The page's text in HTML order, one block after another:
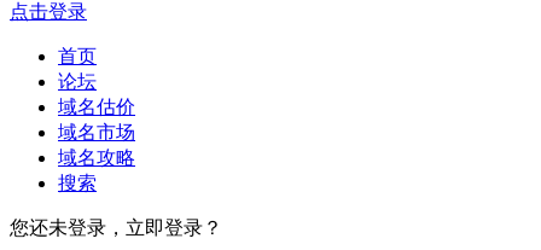
点击登录
首页
论坛
域名估价
域名市场
域名攻略
搜索
您还未登录，立即登录？